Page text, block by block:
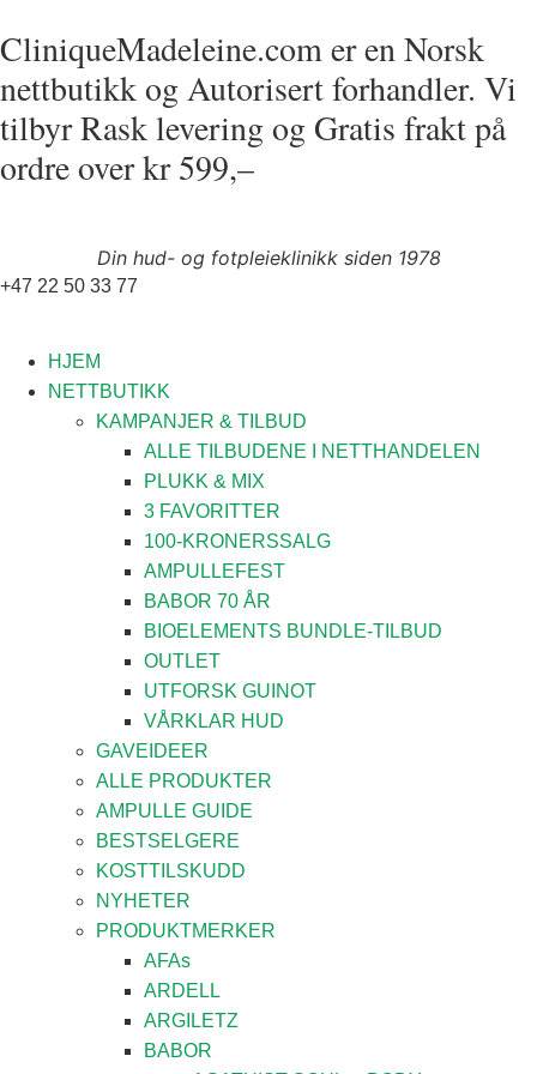
CliniqueMadeleine.com er en Norsk
nettbutikk og Autorisert forhandler. Vi
tilbyr Rask levering og Gratis frakt på
ordre over kr 599,–
Din hud- og fotpleieklinikk siden 1978
+47 22 50 33 77
HJEM
NETTBUTIKK
KAMPANJER & TILBUD
ALLE TILBUDENE I NETTHANDELEN
PLUKK & MIX
3 FAVORITTER
100-KRONERSSALG
AMPULLEFEST
BABOR 70 ÅR
BIOELEMENTS BUNDLE-TILBUD
OUTLET
UTFORSK GUINOT
VÅRKLAR HUD
GAVEIDEER
ALLE PRODUKTER
AMPULLE GUIDE
BESTSELGERE
KOSTTILSKUDD
NYHETER
PRODUKTMERKER
AFAs
ARDELL
ARGILETZ
BABOR